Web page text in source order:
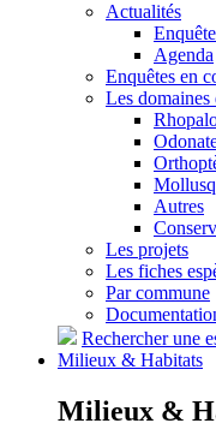
Actualités
Agenda
Enquêtes en
Les domaines
Autres
Les projets
Les fiches
Par commune
Rechercher une
Milieux & Habitats
Milieux &